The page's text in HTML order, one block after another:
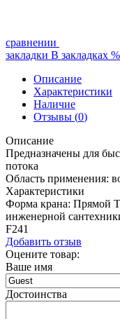
сравнении
закладки В закладках %
Описание
Характеристики
Наличие
Отзывы (0)
Описание
Предназначены для
потока
Область применения:
Характеристики
Форма крана: Прямой
инженерной
F241
Добавить отзыв
Оцените товар:
Ваше имя
Достоинства